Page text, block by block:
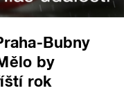
Bubny
by
rok